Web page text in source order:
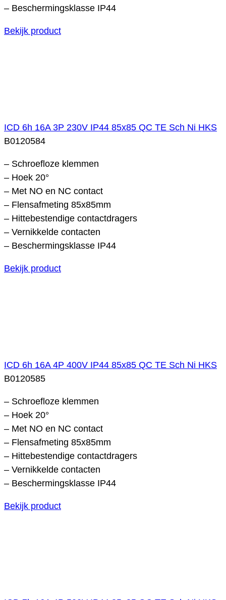
– Beschermingsklasse IP44
Bekijk product
ICD 6h 16A 3P 230V IP44 85x85 QC TE Sch Ni HKS
B0120584
– Schroefloze klemmen
– Hoek 20°
– Met NO en NC contact
– Flensafmeting 85x85mm
– Hittebestendige contactdragers
– Vernikkelde contacten
– Beschermingsklasse IP44
Bekijk product
ICD 6h 16A 4P 400V IP44 85x85 QC TE Sch Ni HKS
B0120585
– Schroefloze klemmen
– Hoek 20°
– Met NO en NC contact
– Flensafmeting 85x85mm
– Hittebestendige contactdragers
– Vernikkelde contacten
– Beschermingsklasse IP44
Bekijk product